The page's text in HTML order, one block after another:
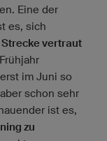
Eine der
es, sich
vertraut
im Juni so
schon sehr
ist es,
zu